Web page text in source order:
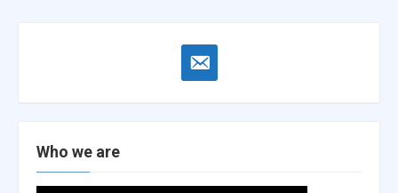
email-
alt
Who we are